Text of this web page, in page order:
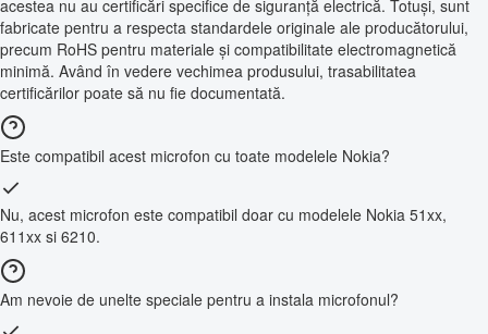
acestea nu au certificări specifice de siguranță electrică. Totuși, sunt
fabricate pentru a respecta standardele originale ale producătorului,
precum RoHS pentru materiale și compatibilitate electromagnetică
minimă. Având în vedere vechimea produsului, trasabilitatea
certificărilor poate să nu fie documentată.
Este compatibil acest microfon cu toate modelele Nokia?
Nu, acest microfon este compatibil doar cu modelele Nokia 51xx,
611xx si 6210.
Am nevoie de unelte speciale pentru a instala microfonul?